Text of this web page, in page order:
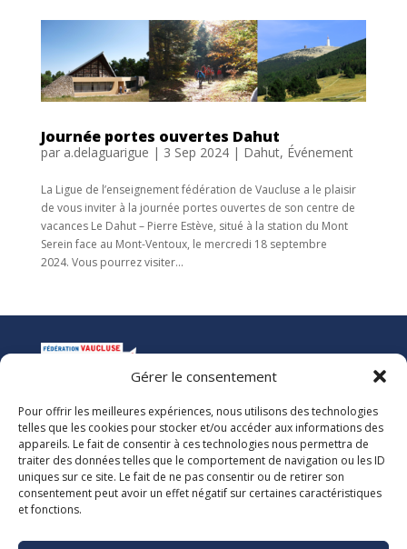
Gérer le consentement
Pour offrir les meilleures expériences, nous utilisons des technologies
telles que les cookies pour stocker et/ou accéder aux informations des
appareils. Le fait de consentir à ces technologies nous permettra de
traiter des données telles que le comportement de navigation ou les ID
uniques sur ce site. Le fait de ne pas consentir ou de retirer son
consentement peut avoir un effet négatif sur certaines caractéristiques
et fonctions.
Journée portes ouvertes Dahut
par a.delaguarigue | 3 Sep 2024| Dahut, Événement
La Ligue de l’enseignement fédération de Vaucluse a le plaisir
de vous inviter à la journée portes ouvertes de son centre de
vacances Le Dahut – Pierre Estève, situé à la station du Mont
Serein face au Mont-Ventoux, le mercredi 18 septembre
2024. Vous pourrez visiter...
La Ligue de l’Enseignement
Fédération des Œuvres Laïques de Vaucluse
Nous vous accueillons dans nos locaux du lundi au jeudi de 08h00 à 12h30
et de 13h30 à 17h00. Le standard téléphonique est ouvert le vendredi de
08h00 à 12h30 et de 13h30 à 16h00.